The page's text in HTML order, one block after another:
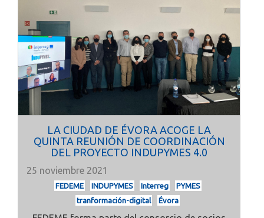
LA CIUDAD DE ÉVORA ACOGE LA
QUINTA REUNIÓN DE COORDINACIÓN
DEL PROYECTO INDUPYMES 4.0
25 noviembre 2021
FEDEME INDUPYMES Interreg
PYMES
tranformación-digital
Évora